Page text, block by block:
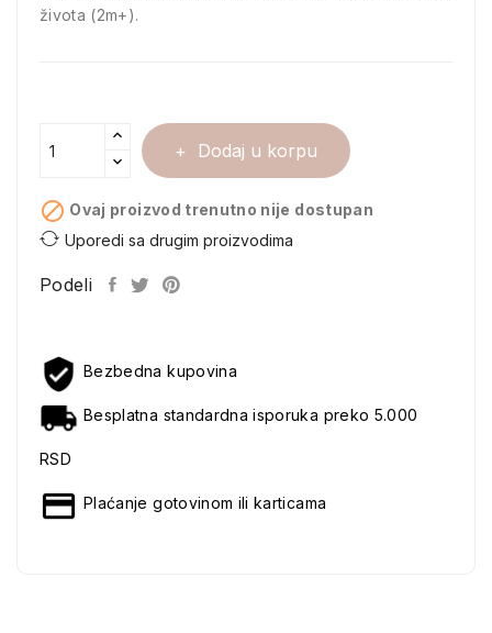
života (2m+).
Dodaj u korpu
 Ovaj proizvod trenutno nije dostupan
Uporedi sa drugim proizvodima
Podeli
Bezbedna kupovina
Besplatna standardna isporuka preko 5.000
RSD
Plaćanje gotovinom ili karticama